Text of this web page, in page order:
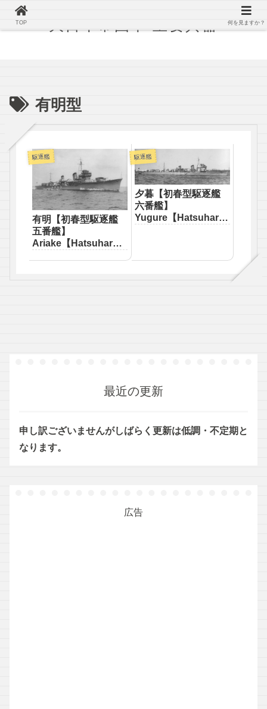
有明型
駆逐艦
有明【初春型駆逐艦
五番艦】
Ariake【Hatsuharu-
駆逐艦
夕暮【初春型駆逐艦
六番艦】
Yugure【Hatsuharu-
最近の更新
申し訳ございませんがしばらく更新は低調・不定期と
なります。
広告
TOP 何を見ますか？